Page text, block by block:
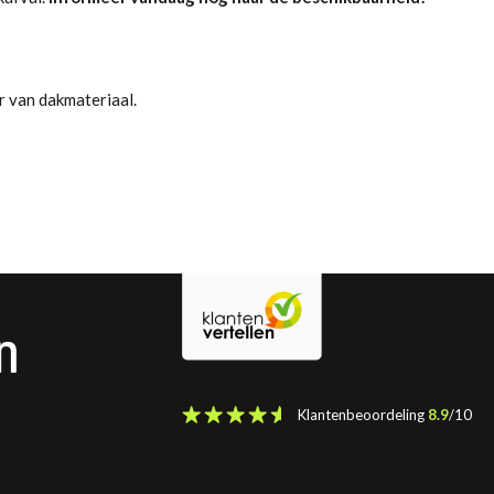
van dakmateriaal.
Klantenbeoordeling 8.9/10